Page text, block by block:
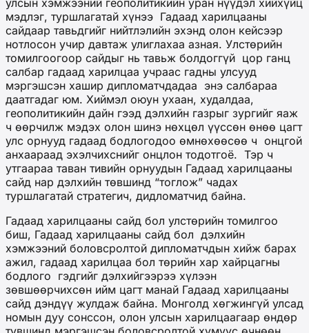
улсын хэмжээний геополитикийн уран нүүдэл хийхүйц
мэдлэг, туршлагатай хүнээ Гадаад харилцааны
сайдаар тавьдгийг нийтлэлийн эхэнд олон кейсээр
нотлосон учир давтаж улиглахаа азная. Улстөрийн
томилгоогоор сайдыг нь тавьж болдоггүй цор ганц
салбар гадаад харилцаа учраас гадны улсууд
мэргэшсэн хашир дипломатчдадаа энэ салбараа
даатгадаг юм. Хиймэл оюун ухаан, худалдаа,
геополитикийн дайн гээд дэлхийн газрыг зургийг яаж
ч өөрчилж мэдэх олон шинэ нөхцөл үүссөн өнөө цагт
улс орнууд гадаад бодлогодоо өмнөхөөсөө ч онцгой
анхаараад эхэлчихснийг онцлон тодотгоё. Тэр ч
утгаараа таван тивийн орнуудын Гадаад харилцааны
сайд нар дэлхийн төвшинд “тоглож” чадах
туршлагатай стратегич, дидломатчид байна.
Гадаад харилцааны сайд бол улстөрийн томилгоо
биш, Гадаад харилцааны сайд бол дэлхийн
хэмжээний боловсролтой дипломатчдын хийж барах
ажил, гадаад харилцаа бол төрийн хар хайрцагны
бодлого гэдгийг дэлхийгээрээ хүлээн
зөвшөөрчихсөн ийм цагт манай Гадаад харилцааны
сайд дэндүү жулдаж байна. Монголд хөгжингүй улсад
номын дуу сонссон, олон улсын харилцаагаар өндөр